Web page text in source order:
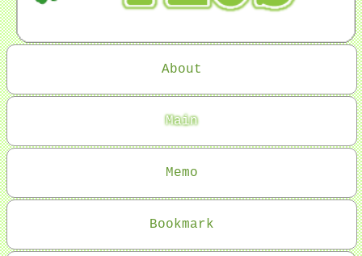
About
Main
Memo
Bookmark